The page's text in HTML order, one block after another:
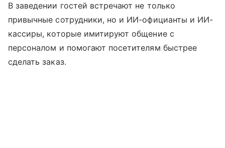
В заведении гостей встречают не только
привычные сотрудники, но и ИИ-официанты и ИИ-
кассиры, которые имитируют общение с
персоналом и помогают посетителям быстрее
сделать заказ.